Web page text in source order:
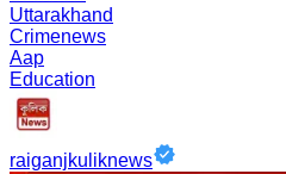
Uttarakhand
Crimenews
Aap
Education
raiganjkuliknews